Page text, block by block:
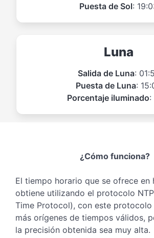
Puesta de Sol:
Luna
Salida de Luna:
Puesta de Luna:
Porcentaje iluminado:
¿Cómo funciona?
El tiempo horario que se ofrece en
obtiene utilizando el protocolo
Time Protocol), con este protocolo
más orígenes de tiempos válidos,
la precisión obtenida sea muy alta.